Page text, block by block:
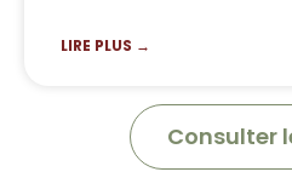
LIRE PLUS →
Consulter